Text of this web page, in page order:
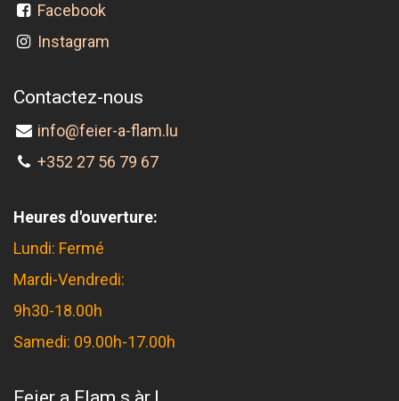
Facebook
Instagram
Contactez-nous
info@feier-a-flam.lu
+352 27 56 79 67
Heures d'ouverture:
Lundi: Fermé
Mardi-Vendredi:
9h30-18.00h
Samedi: 09.00h-17.00h